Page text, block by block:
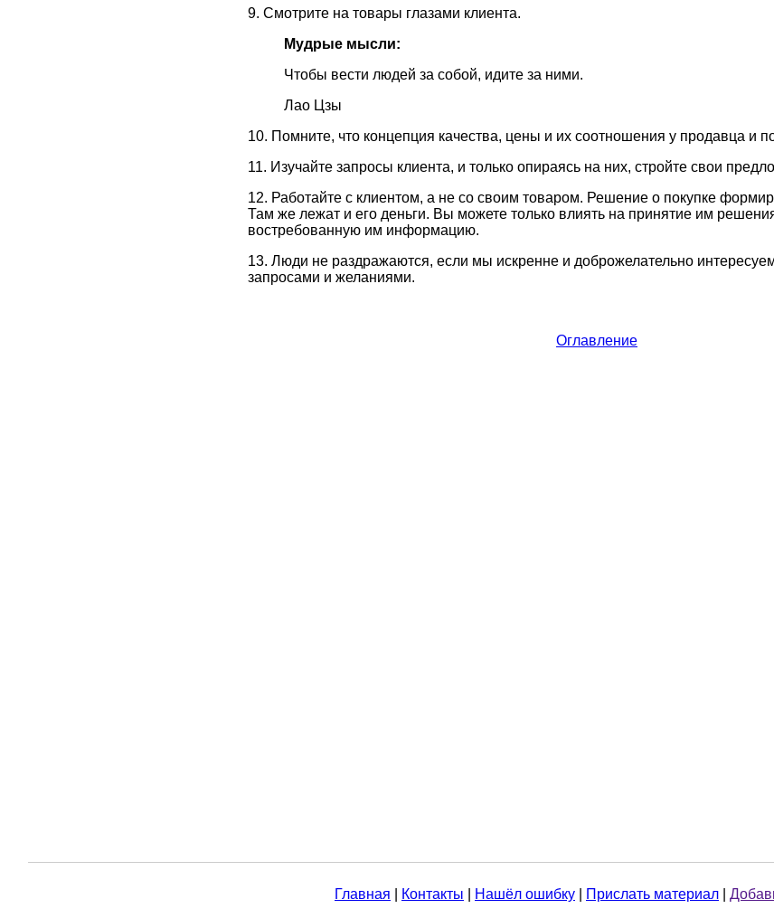
9. Смотрите на товары глазами клиента.
Мудрые мысли:
Чтобы вести людей за собой, идите за ними.
Лао Цзы
10. Помните, что концепция качества, цены и их соотношения у продавца и
11. Изучайте запросы клиента, и только опираясь на них, стройте свои
12. Работайте с клиентом, а не со своим товаром. Решение о покупке
Там же лежат и его деньги. Вы можете только влиять на принятие им
востребованную им информацию.
13. Люди не раздражаются, если мы искренне и доброжелательно
запросами и желаниями.
Оглавление
Главная Контакты Нашёл ошибку Прислать материал